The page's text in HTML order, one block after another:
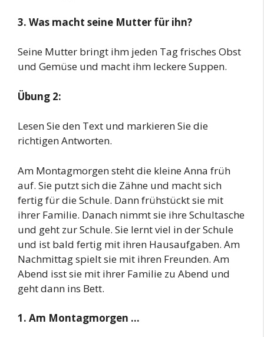
3. Was macht seine Mutter für ihn?
Seine Mutter bringt ihm jeden Tag frisches Obst
und Gemüse und macht ihm leckere Suppen.
Übung 2:
Lesen Sie den Text und markieren Sie die
richtigen Antworten.
Am Montagmorgen steht die kleine Anna früh
auf. Sie putzt sich die Zähne und macht sich
fertig für die Schule. Dann frühstückt sie mit
ihrer Familie. Danach nimmt sie ihre Schultasche
und geht zur Schule. Sie lernt viel in der Schule
und ist bald fertig mit ihren Hausaufgaben. Am
Nachmittag spielt sie mit ihren Freunden. Am
Abend isst sie mit ihrer Familie zu Abend und
geht dann ins Bett.
1. Am Montagmorgen …